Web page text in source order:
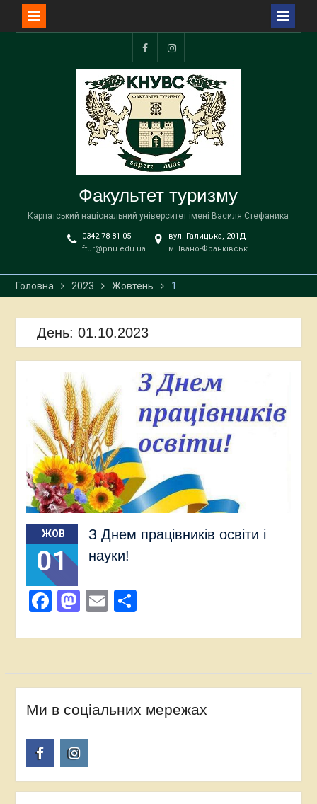
FacebookInstagram
Факультет туризму
Карпатський національний університет імені Василя Стефаника
0342 78 81 05
ftur@pnu.edu.ua
вул. Галицька, 201Д
м. Івано-Франківськ
Головна 2023 Жовтень 1
День: 01.10.2023
ЖОВ
01
З Днем працівників освіти і
науки!
Facebook
Mastodon
EmailПоділитися
Ми в соціальних мережах